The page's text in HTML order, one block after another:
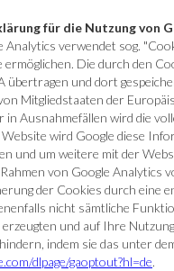
für die Nutzung von
Analytics verwendet sog.
ermöglichen. Die durch den
übertragen und dort
Mitgliedstaaten der
Ausnahmefällen wird die
wird Google diese
und um weitere mit der
von Google
der Cookies durch eine
nicht sämtliche
und auf Ihre
indem sie das unter
dlpage/gaoptout?hl=de.